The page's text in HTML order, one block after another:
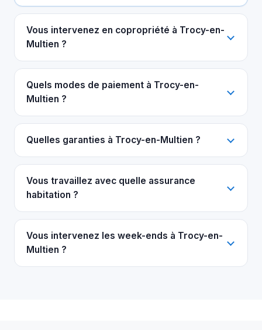
Vous intervenez en copropriété à Trocy-en-
Multien ?
Quels modes de paiement à Trocy-en-
Multien ?
Quelles garanties à Trocy-en-Multien ?
Vous travaillez avec quelle assurance
habitation ?
Vous intervenez les week-ends à Trocy-en-
Multien ?